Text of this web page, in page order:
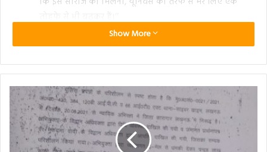
आपको बता दे कि ईशा गुप्ता का किरदार इसमें एक इमेज मेकर
स्पेशलिस्ट का हैं, जो बाबाजी को उनके कृत्यों और आश्रम में
उनकी पहल को बढ़ावा देने और एक शक्तिशाली धर्मगुरु के रूप
में अपनी प्रतिष्ठा बढ़ाने के लिए है , उनकी शख्सियत को
विस्तारित करने के लिये मदद करती हैं जो बड़े पैमाने पर अपने
लोगों और समाज की भलाई के लिए काम करता है। पर क्या
ईशा, बाबाजी और उनकी शिक्षाओं को बढ़ावा देने में कामयाब
होगी, या वह बाबाजी और उनके कृत्यों का पर्दाफाश करेगी?
Show More